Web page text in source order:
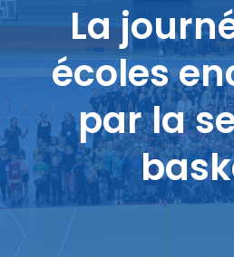
La
écoles
par la